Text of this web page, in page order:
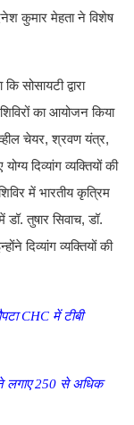
कुमार मेहता ने विशेष
सोसायटी द्वारा
का आयोजन किया
व्हील चेयर, श्रवण यंत्र,
दिव्यांग व्यक्तियों की
में भारतीय कृत्रिम
तुषार सिवाच, डॉ.
दिव्यांग व्यक्तियों की
CHC में टीबी
ने लगाए 250 से अधिक